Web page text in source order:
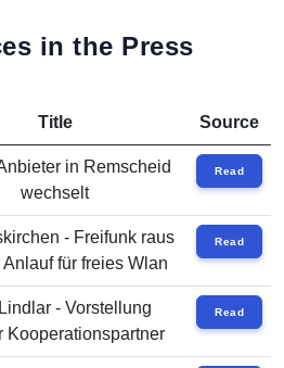
in the Press
Title Source
in Remscheid
wechselt
Read
- Freifunk raus
für freies Wlan
Read
- Vorstellung
Kooperationspartner
Read